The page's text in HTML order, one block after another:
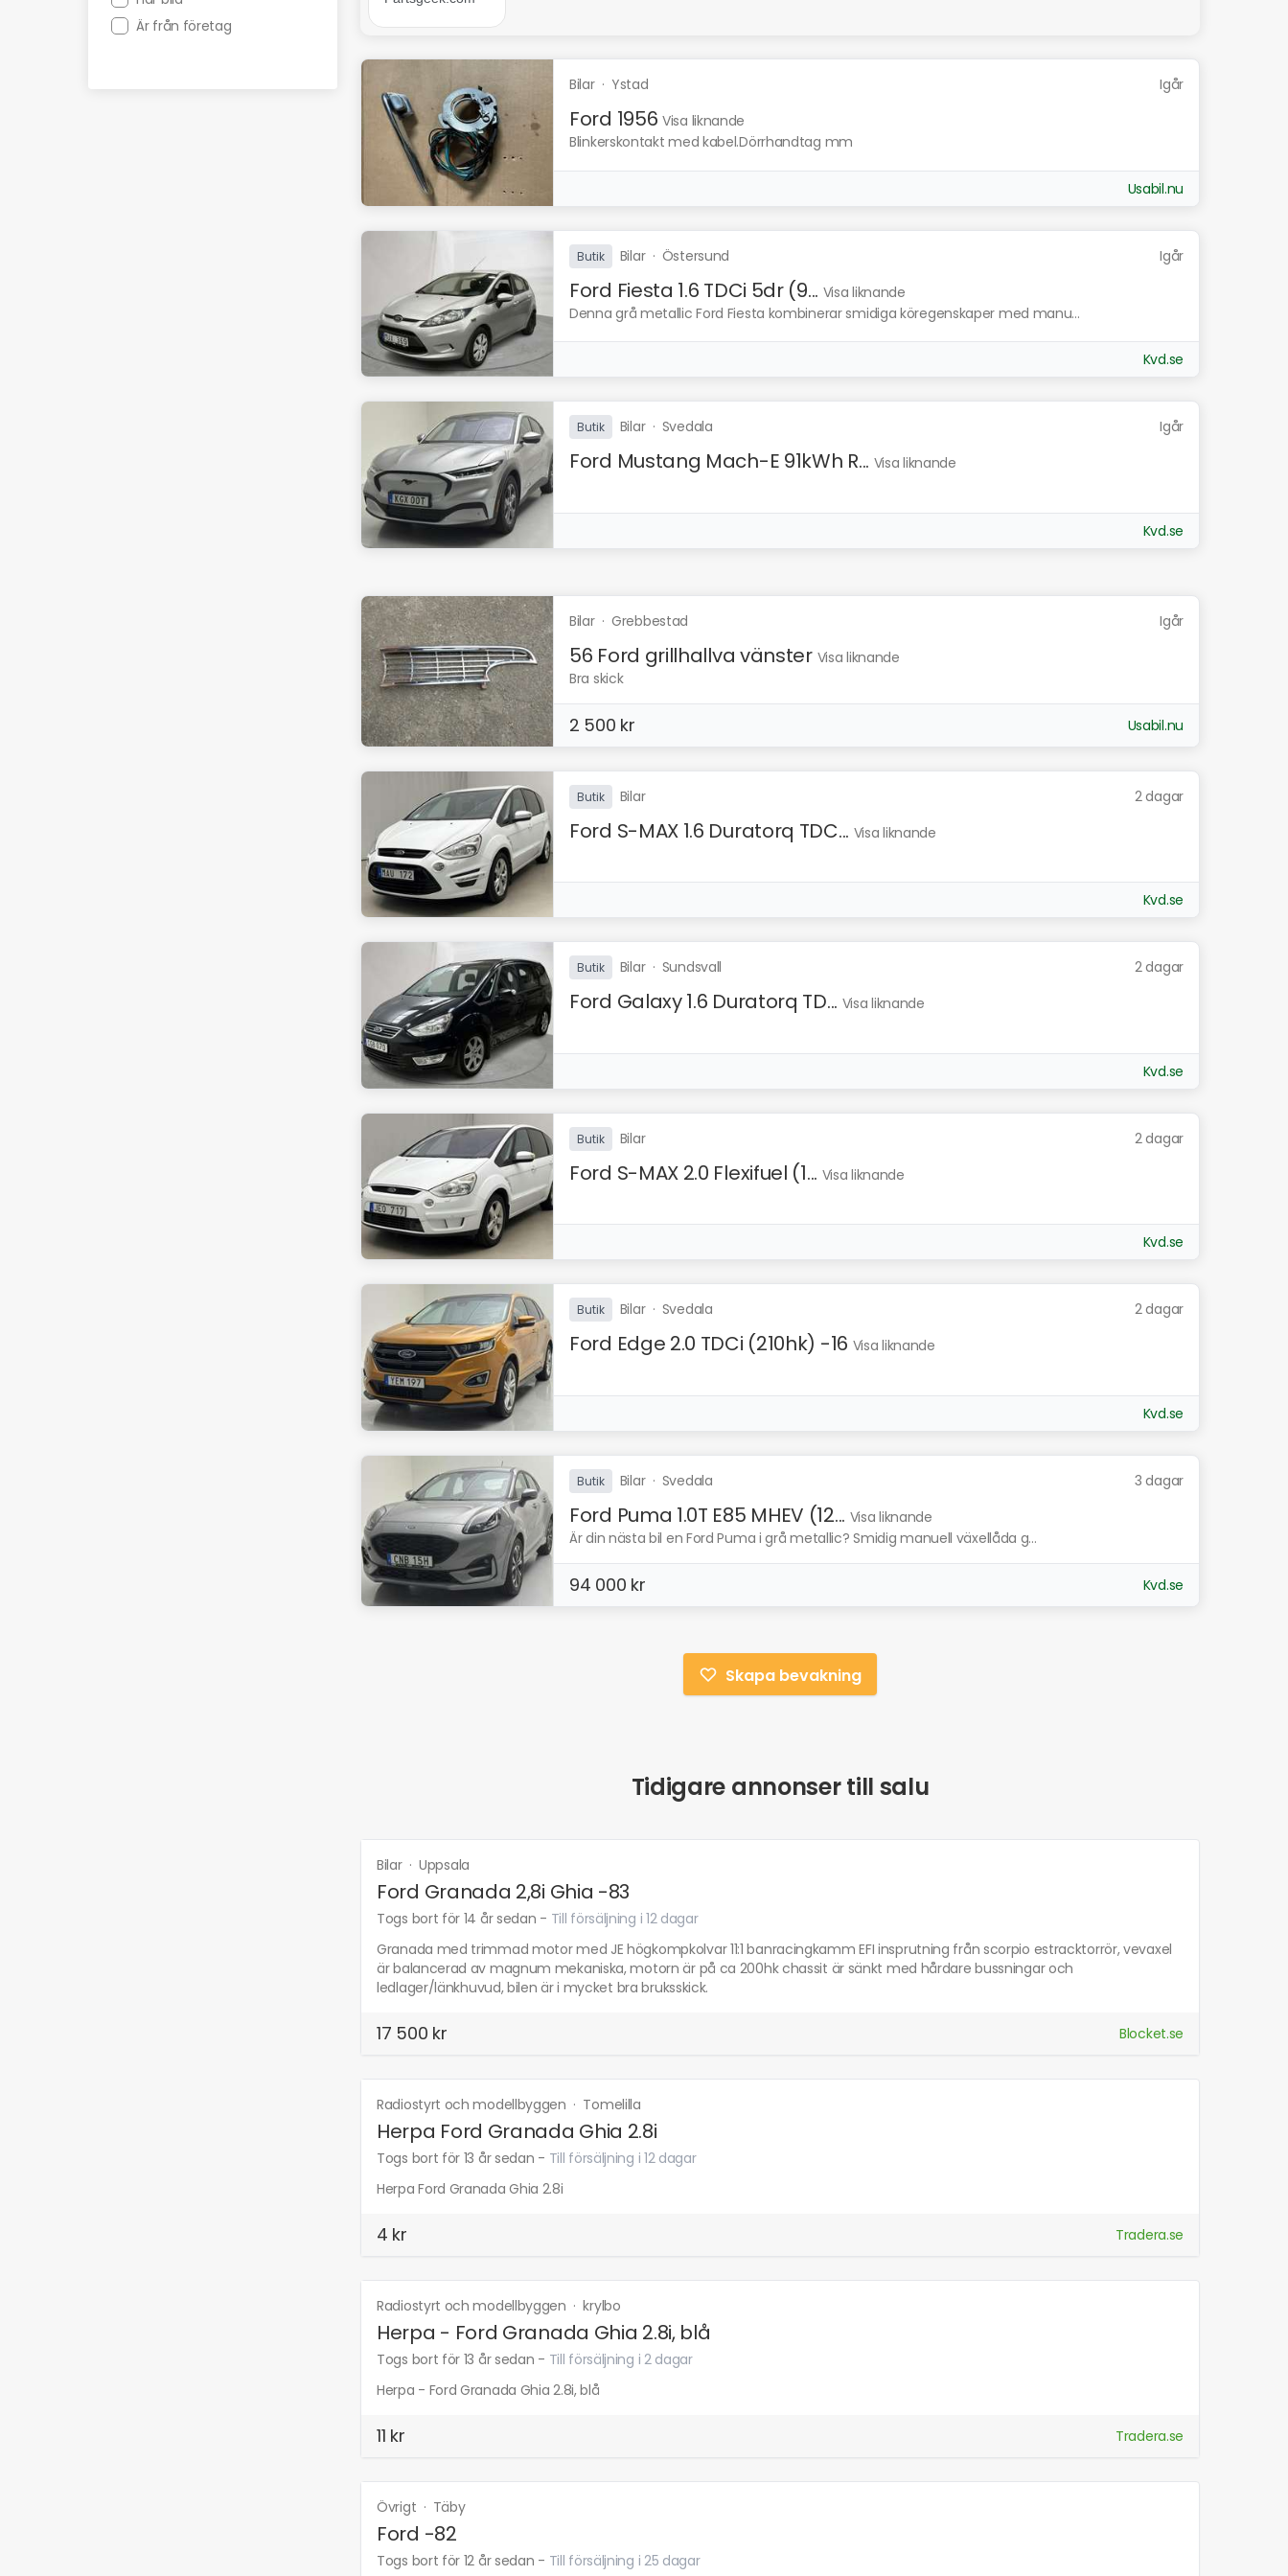
Är från företag
Bilar· Ystad Igår
Ford 1956 Visa liknande
Blinkerskontakt med kabel.Dörrhandtag mm
Usabil.nu
Butik Bilar· Östersund Igår
Ford Fiesta 1.6 TDCi 5dr (9... Visa liknande
Denna grå metallic Ford Fiesta kombinerar smidiga köregenskaper med manu...
Kvd.se
Butik Bilar· Svedala Igår
Ford Mustang Mach-E 91kWh R... Visa liknande
Kvd.se
Bilar· Grebbestad Igår
56 Ford grillhallva vänster Visa liknande
Bra skick
2 500 kr Usabil.nu
Butik Bilar 2 dagar
Ford S-MAX 1.6 Duratorq TDC... Visa liknande
Kvd.se
Butik Bilar· Sundsvall 2 dagar
Ford Galaxy 1.6 Duratorq TD... Visa liknande
Kvd.se
Butik Bilar 2 dagar
Ford S-MAX 2.0 Flexifuel (1... Visa liknande
Kvd.se
Butik Bilar· Svedala 2 dagar
Ford Edge 2.0 TDCi (210hk) -16 Visa liknande
Kvd.se
Butik Bilar· Svedala 3 dagar
Ford Puma 1.0T E85 MHEV (12... Visa liknande
Är din nästa bil en Ford Puma i grå metallic? Smidig manuell växellåda g...
94 000 kr Kvd.se
Skapa bevakning
Tidigare annonser till salu
Bilar ·Uppsala
Ford Granada 2,8i Ghia -83
Togs bort för 14 år sedan - Till försäljning i 12 dagar
Granada med trimmad motor med JE högkompkolvar 11:1 banracingkamm EFI insprutning från scorpio estracktorrör, vevaxel
är balancerad av magnum mekaniska, motorn är på ca 200hk chassit är sänkt med hårdare bussningar och
ledlager/länkhuvud, bilen är i mycket bra bruksskick.
17 500 kr Blocket.se
Radiostyrt och modellbyggen · Tomelilla
Herpa Ford Granada Ghia 2.8i
Togs bort för 13 år sedan - Till försäljning i 12 dagar
Herpa Ford Granada Ghia 2.8i
4 kr Tradera.se
Radiostyrt och modellbyggen ·krylbo
Herpa - Ford Granada Ghia 2.8i, blå
Togs bort för 13 år sedan - Till försäljning i 2 dagar
Herpa - Ford Granada Ghia 2.8i, blå
11 kr Tradera.se
Övrigt · Täby
Ford -82
Togs bort för 12 år sedan - Till försäljning i 25 dagar